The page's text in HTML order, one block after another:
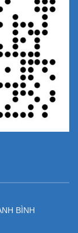
BÌNH